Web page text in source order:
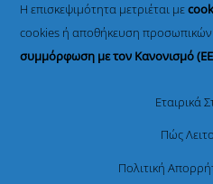
Η επισκεψιμότητα μετριέται με
cookies ή αποθήκευση
συμμόρφωση με τον Κανονισμό
Εταιρικά
Πώς
Πολιτική